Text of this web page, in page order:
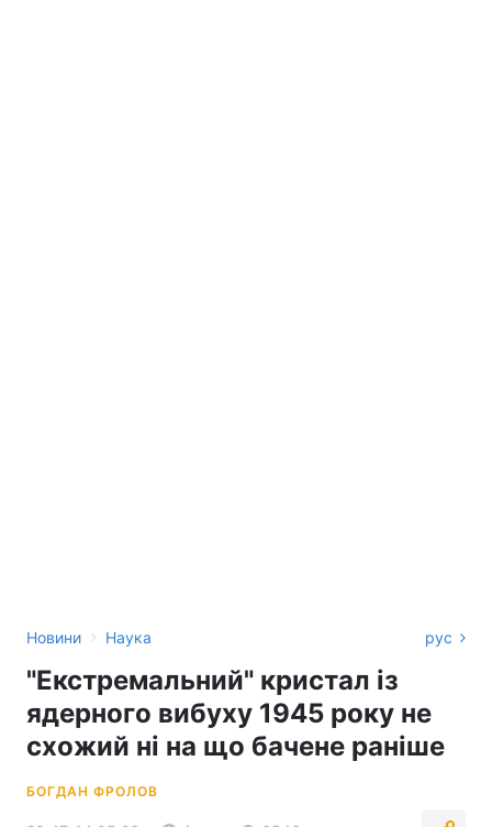
Новини › Наука рус
"Екстремальний" кристал із
ядерного вибуху 1945 року не
схожий ні на що бачене раніше
БОГДАН ФРОЛОВ